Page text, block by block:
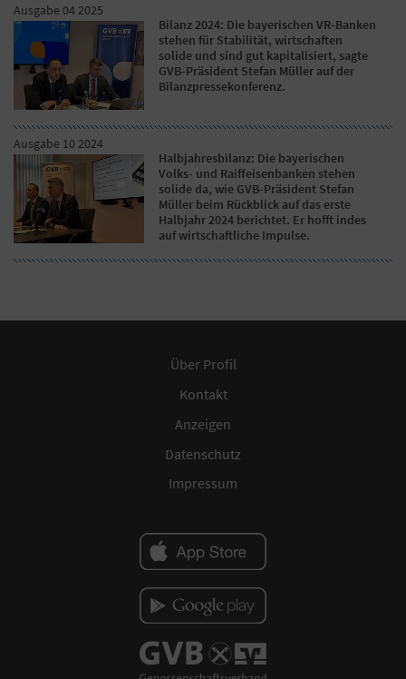
Ausgabe 04 2025
Bilanz 2024: Die bayerischen VR-Banken
stehen für Stabilität, wirtschaften
solide und sind gut kapitalisiert, sagte
GVB-Präsident Stefan Müller auf der
Bilanzpressekonferenz.
Ausgabe 10 2024
Halbjahresbilanz: Die bayerischen
Volks- und Raiffeisenbanken stehen
solide da, wie GVB-Präsident Stefan
Müller beim Rückblick auf das erste
Halbjahr 2024 berichtet. Er hofft indes
auf wirtschaftliche Impulse.
Über Profil
Kontakt
Anzeigen
Datenschutz
Impressum